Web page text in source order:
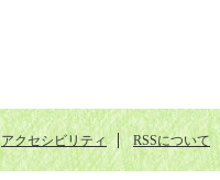
アクセシビリティ RSSについて